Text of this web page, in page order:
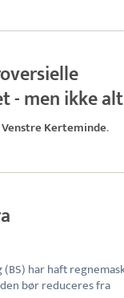
- men ikke alt
Venstre Kerteminde.
(BS) har haft
bør reduceres fra